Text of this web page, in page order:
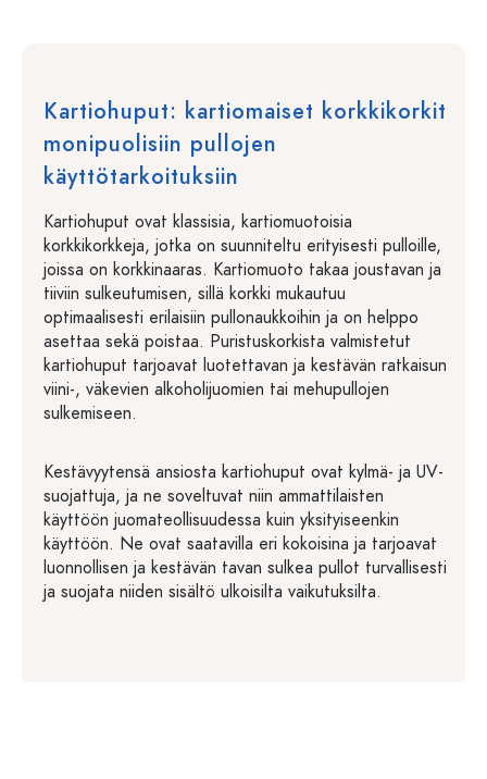
Kartiohuput: kartiomaiset korkkikorkit
monipuolisiin pullojen
käyttötarkoituksiin
Kartiohuput ovat klassisia, kartiomuotoisia
korkkikorkkeja, jotka on suunniteltu erityisesti pulloille,
joissa on korkkinaaras. Kartiomuoto takaa joustavan ja
tiiviin sulkeutumisen, sillä korkki mukautuu
optimaalisesti erilaisiin pullonaukkoihin ja on helppo
asettaa sekä poistaa. Puristuskorkista valmistetut
kartiohuput tarjoavat luotettavan ja kestävän ratkaisun
viini-, väkevien alkoholijuomien tai mehupullojen
sulkemiseen.
Kestävyytensä ansiosta kartiohuput ovat kylmä- ja UV-
suojattuja, ja ne soveltuvat niin ammattilaisten
käyttöön juomateollisuudessa kuin yksityiseenkin
käyttöön. Ne ovat saatavilla eri kokoisina ja tarjoavat
luonnollisen ja kestävän tavan sulkea pullot turvallisesti
ja suojata niiden sisältö ulkoisilta vaikutuksilta.